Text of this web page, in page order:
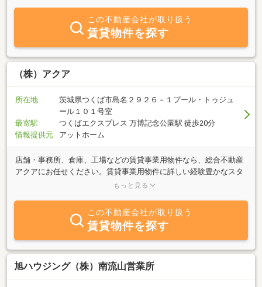
この不動産会社が取り扱う
賃貸物件を探す
（株）アクア
所在地
茨城県つくば市島名２９２６－１プール・トゥジュ
ール１０１号室
最寄駅
つくばエクスプレス 万博記念公園駅 徒歩20分
情報提供元
アットホーム
店舗・事務所、倉庫、工場などの賃貸事業用物件なら、総合不動産
アクアにお任せください。賃貸事業用物件に詳しい経験豊かなスタ
ッフがご対応させて頂きます。茨城県以外の物件も多数ご用意して
案が出来るのも当社の強みです。ご来店は不要です。まずはお気軽
にお電話かメールでお問合せ下さい。
もっと見る
この不動産会社が取り扱う
賃貸物件を探す
旭ハウジング（株）南流山営業所